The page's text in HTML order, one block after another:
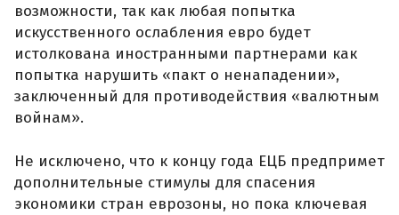
возможности, так как любая попытка
искусственного ослабления евро будет
истолкована иностранными партнерами как
попытка нарушить «пакт о ненападении»,
заключенный для противодействия «валютным
войнам».
Не исключено, что к концу года ЕЦБ предпримет
дополнительные стимулы для спасения
экономики стран еврозоны, но пока ключевая